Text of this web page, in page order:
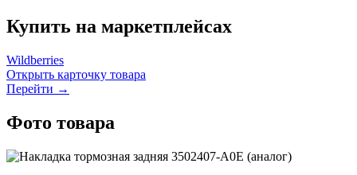
Купить на маркетплейсах
Wildberries
Открыть карточку товара
Перейти →
Фото товара